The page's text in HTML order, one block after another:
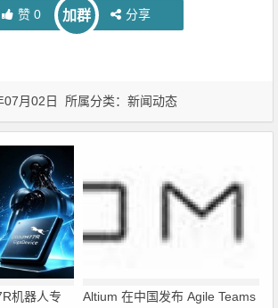
赞 0 加群 分享
07月02日 所属分类：新闻动态
机器人专
Altium 在中国发布 Agile Teams